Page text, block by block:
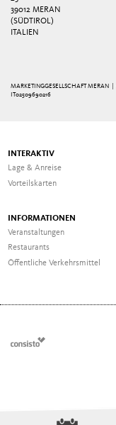
39012 MERAN
(SÜDTIROL)
ITALIEN
MARKETINGGESELLSCHAFT MERAN |
IT02509690216
INTERAKTIV
Lage & Anreise
Vorteilskarten
INFORMATIONEN
Veranstaltungen
Restaurants
Öffentliche Verkehrsmittel